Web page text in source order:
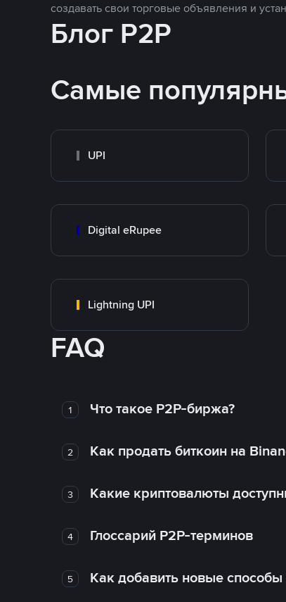
создавать свои торговые объявления и
Блог P2P
Самые
UPI
Digital eRupee
Lightning UPI
FAQ
1 Что такое P2P-биржа?
2 Как продать биткоин на
3 Какие криптовалюты
4 Глоссарий P2P-терминов
5 Как добавить новые